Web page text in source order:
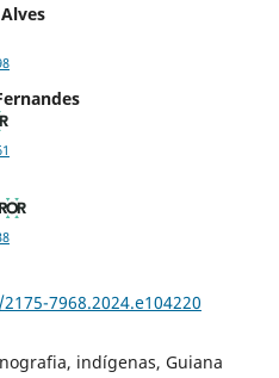
7968.2024.e104220
indígenas, Guiana